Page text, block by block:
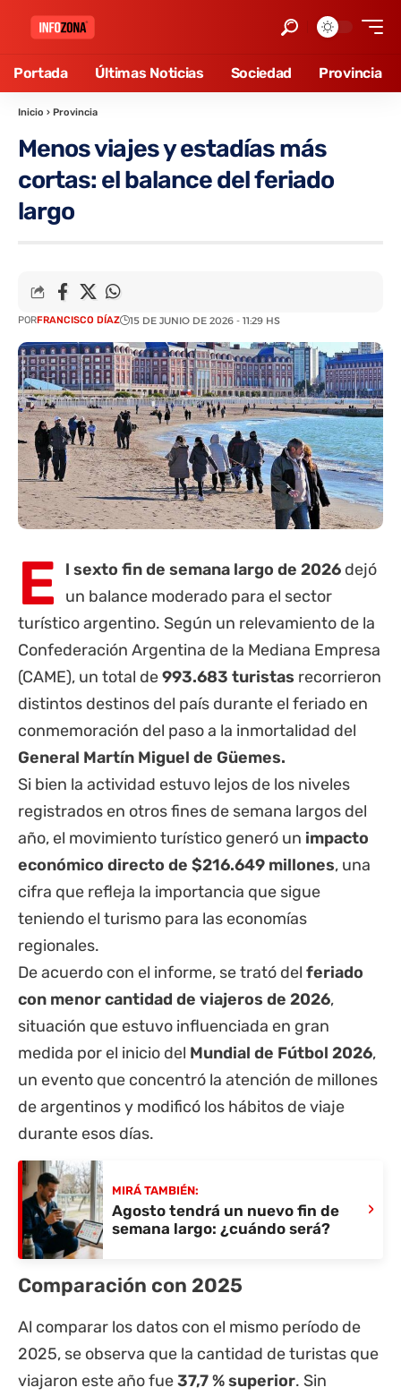
Portada Últimas Noticias Sociedad Provincia
Inicio › Provincia
Menos viajes y estadías más
cortas: el balance del feriado
largo
PORFRANCISCO DÍAZ 15 DE JUNIO DE 2026 - 11:29 HS
E l sexto fin de semana largo de 2026 dejó
un balance moderado para el sector
turístico argentino. Según un relevamiento de la
Confederación Argentina de la Mediana Empresa
(CAME), un total de993.683 turistas recorrieron
distintos destinos del país durante el feriado en
conmemoración del paso a la inmortalidad del
General Martín Miguel de Güemes.
Si bien la actividad estuvo lejos de los niveles
registrados en otros fines de semana largos del
año, el movimiento turístico generó un impacto
económico directo de $216.649 millones, una
cifra que refleja la importancia que sigue
teniendo el turismo para las economías
regionales.
De acuerdo con el informe, se trató del feriado
con menor cantidad de viajeros de 2026,
situación que estuvo influenciada en gran
medida por el inicio del Mundial de Fútbol 2026,
un evento que concentró la atención de millones
de argentinos y modificó los hábitos de viaje
durante esos días.
MIRÁ TAMBIÉN:
Agosto tendrá un nuevo fin de
semana largo: ¿cuándo será?
›
Comparación con 2025
Al comparar los datos con el mismo período de
2025, se observa que la cantidad de turistas que
viajaron este año fue37,7 % superior. Sin